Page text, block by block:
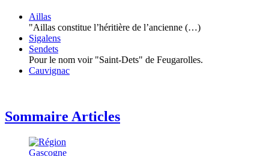
Aillas
"Aillas constitue l’héritière de l’ancienne (…)
Sigalens
Sendets
Pour le nom voir "Saint-Dets" de Feugarolles.
Cauvignac
Sommaire Articles